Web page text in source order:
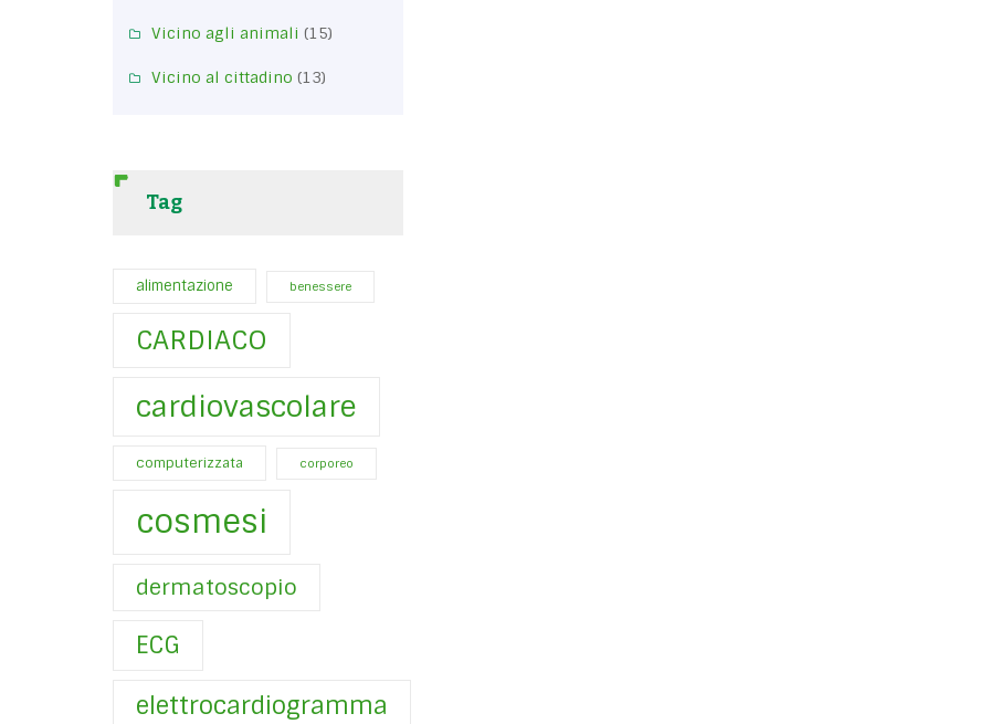
Vicino agli animali (15)
Vicino al cittadino (13)
Tag
alimentazione benessere
CARDIACO
cardiovascolare
computerizzata corporeo
cosmesi
dermatoscopio
ECG
elettrocardiogramma